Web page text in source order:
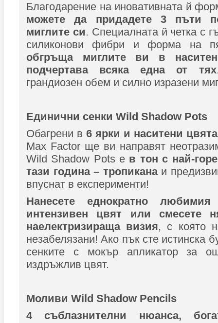
Благодарение на иновативната й
можете да придадете 3 пъти
миглите си. Специалната й четка с
силиконови фибри и форма на
обгръща миглите ви в
подчертава всяка една от тях
грандиозен обем и силно изразени
Единични сенки Wild Shadow Pots
Обагрени в 6 ярки и наситени цвята
Max Factor ще ви направят
Wild Shadow Pots е в тон с най-
тази година – тропиканаи
впуснат в експерименти!
Нанесете еднократно
интензивен цвят или смесете
наелектризираща визия, с която
незабелязани! Ако пък сте истинска
сенките с мокър апликатор за
издръжлив цвят.
Моливи Wild Shadow Pencils
4 съблазнителни нюанса,